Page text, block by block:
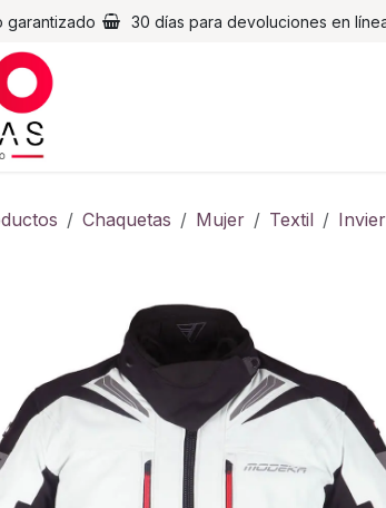
garantizado 30 días para devoluciones en
Chaquetas Mujer Textil